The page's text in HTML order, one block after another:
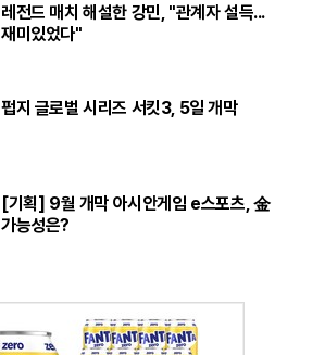
레전드 매치 해설한 강민, "관계자 설득...
재미있었다"
펍지 글로벌 시리즈 서킷3, 5일 개막
[기획] 9월 개막 아시안게임 e스포츠, 金
가능성은?